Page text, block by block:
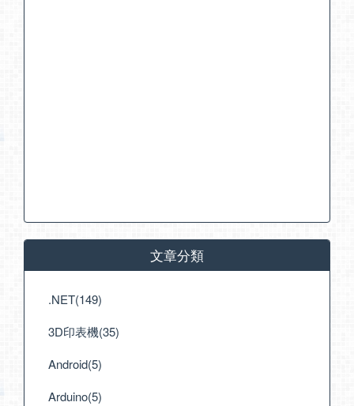
文章分類
.NET(149)
3D印表機(35)
Android(5)
Arduino(5)